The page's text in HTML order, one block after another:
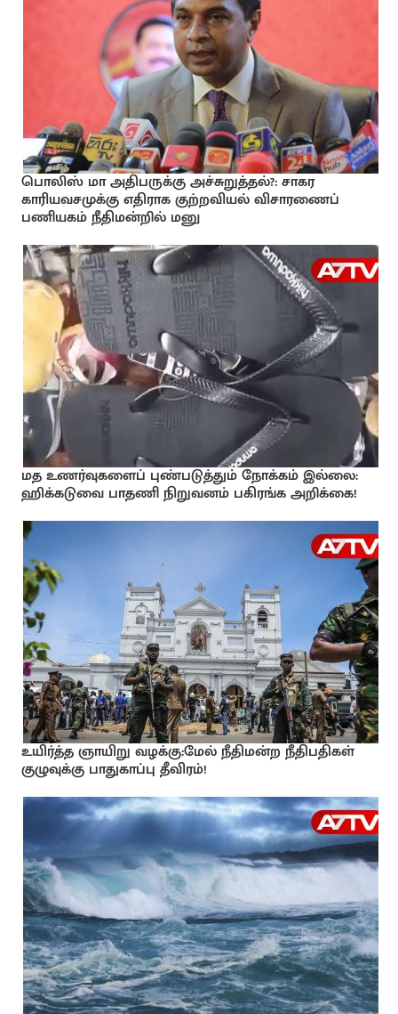
பொலிஸ் மா அதிபருக்கு அச்சுறுத்தல்?: சாகர
காரியவசமுக்கு எதிராக குற்றவியல் விசாரணைப்
பணியகம் நீதிமன்றில் மனு
மத உணர்வுகளைப் புண்படுத்தும் நோக்கம் இல்லை:
ஹிக்கடுவை பாதணி நிறுவனம் பகிரங்க அறிக்கை!
உயிர்த்த ஞாயிறு வழக்கு:மேல் நீதிமன்ற நீதிபதிகள்
குழுவுக்கு பாதுகாப்பு தீவிரம்!